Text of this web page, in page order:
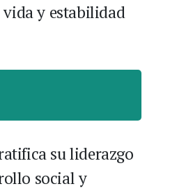
y estabilidad
su liderazgo
social y